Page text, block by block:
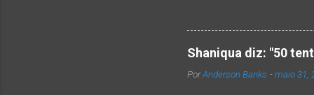
Como
rica
Cultura
Shaniqua diz: "50
PorAnderson Banks -maio 31,